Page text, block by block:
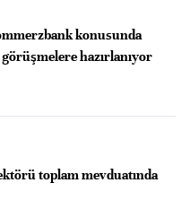
konusunda
hazırlanıyor
toplam mevduatında